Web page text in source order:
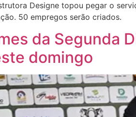
Designe topou pegar o
50 empregos serão criados.
da Segunda
domingo